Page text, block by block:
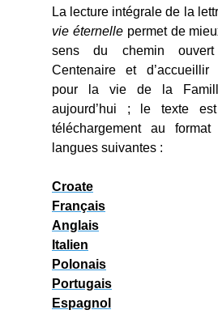
La lecture intégrale de la
vie éternellepermet de
sens du chemin
Centenaire et d’accueillir
pour la vie de la
aujourd’hui ; le texte
téléchargement au
langues suivantes :
Croate
Français
Anglais
Italien
Polonais
Portugais
Espagnol